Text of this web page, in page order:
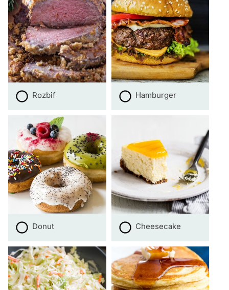
Rozbif Hamburger
Donut Cheesecake